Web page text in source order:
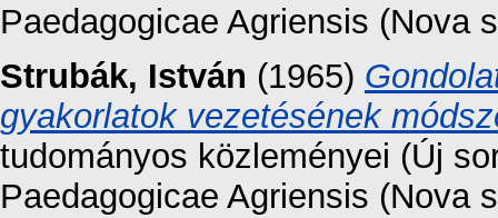
Paedagogicae Agriensis (Nova
Strubák, István (1965)
gyakorlatok vezetésének
tudományos közleményei (Új
Paedagogicae Agriensis (Nova